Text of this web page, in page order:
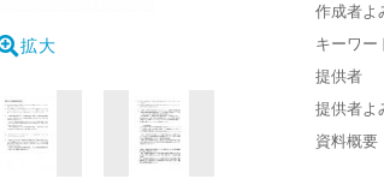
拡大
作成者よ
キーワー
提供者
提供者よ
資料概要